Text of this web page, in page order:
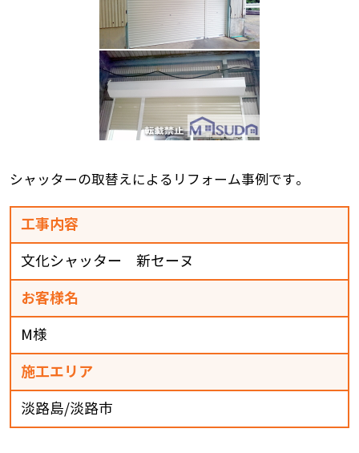
シャッターの取替えによるリフォーム事例です。
工事内容
文化シャッター 新セーヌ
お客様名
M様
施工エリア
淡路島/淡路市